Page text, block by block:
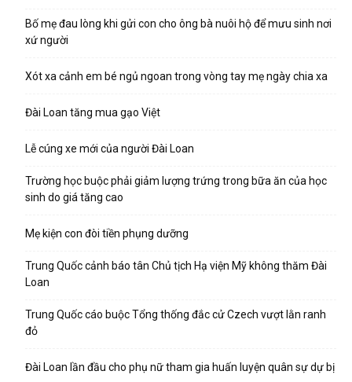
Bố mẹ đau lòng khi gửi con cho ông bà nuôi hộ để mưu sinh nơi
xứ người
Xót xa cảnh em bé ngủ ngoan trong vòng tay mẹ ngày chia xa
Đài Loan tăng mua gạo Việt
Lễ cúng xe mới của người Đài Loan
Trường học buộc phải giảm lượng trứng trong bữa ăn của học
sinh do giá tăng cao
Mẹ kiện con đòi tiền phụng dưỡng
Trung Quốc cảnh báo tân Chủ tịch Hạ viện Mỹ không thăm Đài
Loan
Trung Quốc cáo buộc Tổng thống đắc cử Czech vượt lằn ranh
đỏ
Đài Loan lần đầu cho phụ nữ tham gia huấn luyện quân sự dự bị